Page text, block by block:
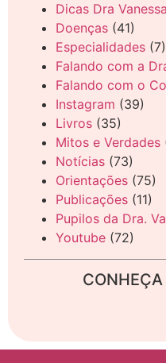
Dicas Dra Vanessa
Doenças (41)
Especialidades (7)
Falando com a
Falando com o
Instagram (39)
Livros (35)
Mitos e Verdades
Notícias (73)
Orientações (75)
Publicações (11)
Pupilos da Dra.
Youtube (72)